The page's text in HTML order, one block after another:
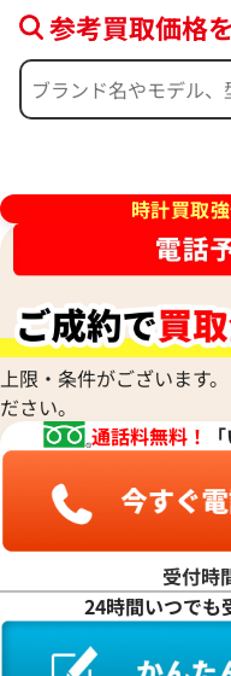
日時点の参考買取価格
ェア LUP36SG
参考買取価格
時計買取
上限・条件がございます
ださい。
通話料無料！
受付時
24時間いつでも